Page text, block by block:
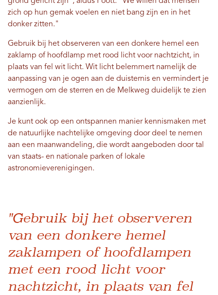
zich op hun gemak voelen en niet bang zijn en in het
donker zitten."
Gebruik bij het observeren van een donkere hemel een
zaklamp of hoofdlamp met rood licht voor nachtzicht, in
plaats van fel wit licht. Wit licht belemmert namelijk de
aanpassing van je ogen aan de duisternis en vermindert je
vermogen om de sterren en de Melkweg duidelijk te zien
aanzienlijk.
Je kunt ook op een ontspannen manier kennismaken met
de natuurlijke nachtelijke omgeving door deel te nemen
aan een maanwandeling, die wordt aangeboden door tal
van staats- en nationale parken of lokale
astronomieverenigingen.
"Gebruik bij het observeren
van een donkere hemel
zaklampen of hoofdlampen
met een rood licht voor
nachtzicht, in plaats van fel